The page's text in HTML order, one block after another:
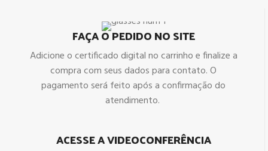
FAÇA O PEDIDO NO SITE
Adicione o certificado digital no carrinho e finalize a
compra com seus dados para contato. O
pagamento será feito após a confirmação do
atendimento.
ACESSE A VIDEOCONFERÊNCIA